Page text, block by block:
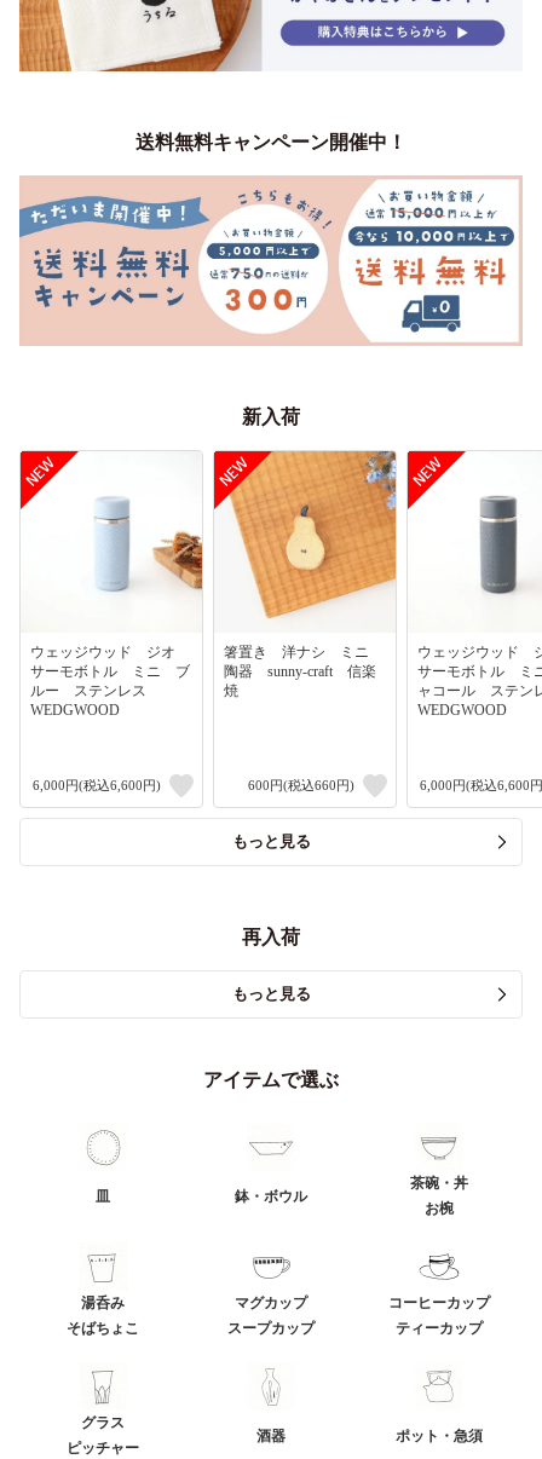
送料無料キャンペーン開催中！
新入荷
ウェッジウッド ジオ
サーモボトル ミニ ブ
ルー ステンレス
WEDGWOOD
6,000円(税込6,600円)
箸置き 洋ナシ ミニ
陶器 sunny-craft 信楽
焼
600円(税込660円)
ウェッジウッド
サーモボトル
ャコール ステ
WEDGWOOD
6,000円(税込6,600
もっと見る
再入荷
もっと見る
アイテムで選ぶ
皿 鉢・ボウル
茶碗・丼
お椀
湯呑み
そばちょこ
マグカップ
スープカップ
コーヒーカップ
ティーカップ
グラス
ピッチャー
酒器 ポット・急須